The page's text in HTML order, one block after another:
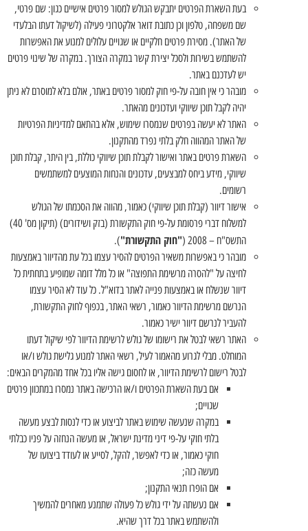
בעת השארת הפרטים יתבקש הגולש למסור פרטים אישיים כגון: שם פרטי,
שם משפחה, טלפון וכן כתובת דואר אלקטרוני פעילה (לשיקול דעתו הבלעדי
של האתר). מסירת פרטים חלקיים או שגויים עלולים למנוע את האפשרות
להשתמש בשירות ולסכל יצירת קשר במקרה הצורך. במקרה של שינוי פרטים
יש לעדכנם באתר.
מובהר כי אין חובה על-פי חוק למסור פרטים באתר, אולם בלא למוסרם לא ניתן
יהיה לקבל תוכן שיווקי ועדכונים מהאתר.
האתר לא יעשה בפרטים שנמסרו שימוש, אלא בהתאם למדיניות הפרטיות
של האתר המהווה חלק בלתי נפרד מהתקנון.
השארת פרטים באתר ואישור לקבלת תוכן שיווקי כוללת, בין היתר, קבלת תוכן
שיווקי, מידע ביחס למבצעים, עדכונים והנחות המוצעים למשתמשים
רשומים.
אישור דיוור (קבלת תוכן שיווקי) כאמור, מהווה את הסכמתו של הגולש
למשלוח דברי פרסומת על-פי חוק התקשורת (בזק ושידורים) (תיקון מס' 40)
התשס"ח – 2008 (
"חוק התקשורת").
מובהר כי באפשרות משאיר הפרטים להסיר עצמו בכל עת מהדיוור באמצעות
לחיצה על "להסרה מרשימת התפוצה" או כל מלל דומה שמופיע בתחתית כל
דיוור שנשלח או באמצעות פנייה לאתר בדוא"ל. כל עוד לא הסיר עצמו
הנרשם מרשימת הדיוור כאמור, רשאי האתר, בכפוף לחוק התקשורת,
להעביר לנרשם דיוור ישיר כאמור.
האתר רשאי לבטל את רישומו של גולש לרשימת הדיוור לפי שיקול דעתו
המוחלט. מבלי לגרוע מהאמור לעיל, רשאי האתר למנוע גלישת גולש ו/או
לבטל רישום לרשימת הדיוור, או לחסום גישה אליו בכל אחד מהמקרים הבאים:
אם בעת השארת הפרטים ו/או הרכישה באתר נמסרו במתכוון פרטים
שגויים;
במקרה שנעשה שימוש באתר לביצוע או כדי לנסות לבצע מעשה
בלתי חוקי על-פי דיני מדינת ישראל, או מעשה הנחזה על פניו כבלתי
חוקי כאמור, או כדי לאפשר, להקל, לסייע או לעודד ביצועו של
מעשה כזה;
אם הופרו תנאי התקנון;
אם נעשתה על ידי גולש כל פעולה שתמנע מאחרים להמשיך
ולהשתמש באתר בכל דרך שהיא.